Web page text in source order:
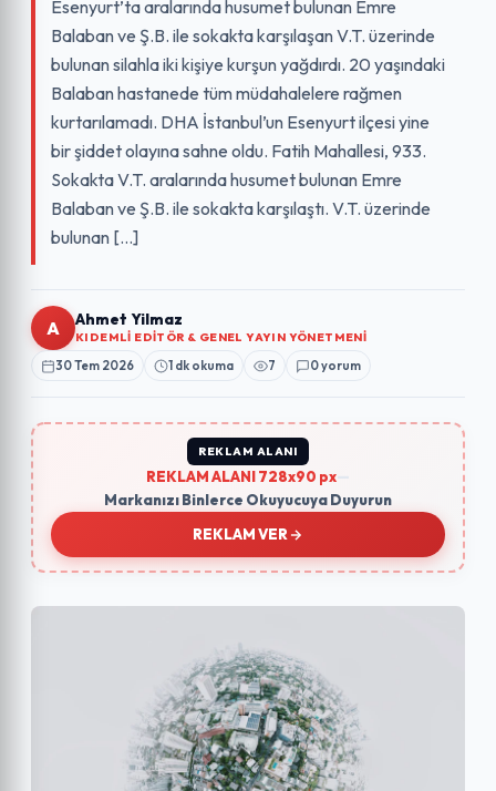
Esenyurt’ta aralarında husumet bulunan Emre
Balaban ve Ş.B. ile sokakta karşılaşan V.T. üzerinde
bulunan silahla iki kişiye kurşun yağdırdı. 20 yaşındaki
Balaban hastanede tüm müdahalelere rağmen
kurtarılamadı. DHA İstanbul’un Esenyurt ilçesi yine
bir şiddet olayına sahne oldu. Fatih Mahallesi, 933.
Sokakta V.T. aralarında husumet bulunan Emre
Balaban ve Ş.B. ile sokakta karşılaştı. V.T. üzerinde
bulunan […]
A Ahmet Yilmaz
KIDEMLI EDITÖR & GENEL YAYIN YÖNETMENI
30 Tem 2026 1 dk okuma 7 0 yorum
REKLAM ALANI
REKLAM ALANI 728x90 px
Markanızı Binlerce Okuyucuya Duyurun
REKLAM VER